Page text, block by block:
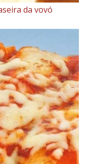
da vovó